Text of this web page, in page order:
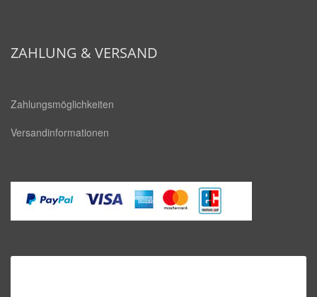
square
ZAHLUNG & VERSAND
Zahlungsmöglichkeiten
Versandinformationen